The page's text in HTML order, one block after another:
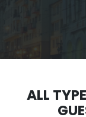
ALL TYPE